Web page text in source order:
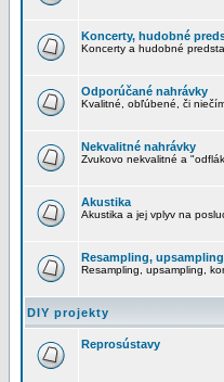
Koncerty, hudobné
Koncerty a hudobné
Odporúčané nahrávky
Kvalitné, obľúbené, či
Nekvalitné nahrávky
Zvukovo nekvalitné a
Akustika
Akustika a jej vplyv na
Resampling,
Resampling, upsampling,
DIY projekty
Reprosústavy